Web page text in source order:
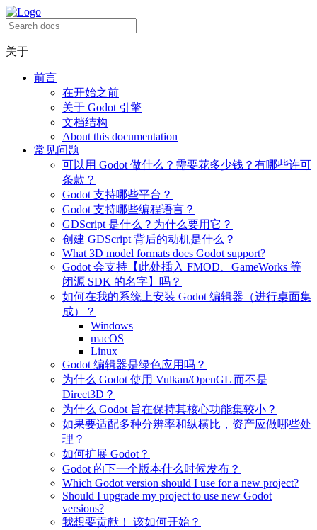
关于
前言
在开始之前
关于 Godot 引擎
文档结构
About this documentation
常见问题
可以用 Godot 做什么？需要花多少钱？有哪些许可
条款？
Godot 支持哪些平台？
Godot 支持哪些编程语言？
GDScript 是什么？为什么要用它？
创建 GDScript 背后的动机是什么？
What 3D model formats does Godot support?
Godot 会支持【此处插入 FMOD、GameWorks 等
闭源 SDK 的名字】吗？
如何在我的系统上安装 Godot 编辑器（进行桌面集
成）？
Windows
macOS
Linux
Godot 编辑器是绿色应用吗？
为什么 Godot 使用 Vulkan/OpenGL 而不是
Direct3D？
为什么 Godot 旨在保持其核心功能集较小？
如果要适配多种分辨率和纵横比，资产应做哪些处
理？
如何扩展 Godot？
Godot 的下一个版本什么时候发布？
Which Godot version should I use for a new project?
Should I upgrade my project to use new Godot
versions?
我想要贡献！ 该如何开始？